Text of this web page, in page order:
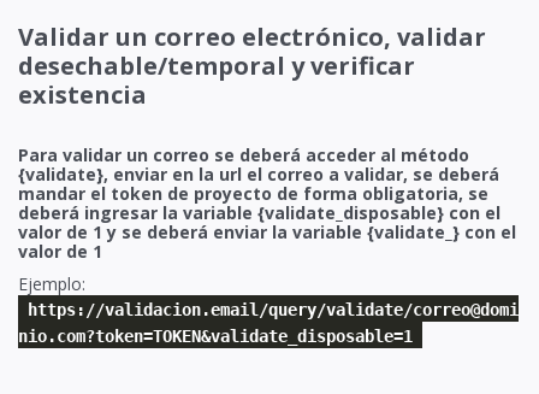
Validar un correo electrónico, validar
desechable/temporal y verificar
existencia
Para validar un correo se deberá acceder al método
{validate}, enviar en la url el correo a validar, se deberá
mandar el token de proyecto de forma obligatoria, se
deberá ingresar la variable {validate_disposable} con el
valor de 1 y se deberá enviar la variable {validate_ } con el
valor de 1
Ejemplo:
https://validacion.email/query/validate/correo@domi
nio.com?token=TOKEN&validate_disposable=1